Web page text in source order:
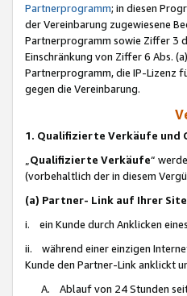
Partnerprogramm; in diesen
der Vereinbarung zugewiesene
Partnerprogramm sowie Ziffer 3
Einschränkung von Ziffer 6 Abs.
Partnerprogramm, die IP-Lizenz
gegen die Vereinbarung.
1. Qualifizierte Verkäufe und
Qualifizierte Verkäufe“
(vorbehaltlich der in diesem
(a) Partner- Link auf Ihrer Site
i. ein Kunde durch Anklicken
ii. während einer einzigen
Kunde den Partner-Link anklickt
A. Ablauf von 24 Stunden